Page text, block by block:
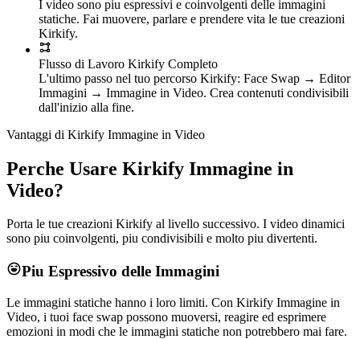
I video sono piu espressivi e coinvolgenti delle immagini
statiche. Fai muovere, parlare e prendere vita le tue creazioni
Kirkify.
Flusso di Lavoro Kirkify Completo
L'ultimo passo nel tuo percorso Kirkify: Face Swap → Editor
Immagini → Immagine in Video. Crea contenuti condivisibili
dall'inizio alla fine.
Vantaggi di Kirkify Immagine in Video
Perche Usare Kirkify Immagine in
Video?
Porta le tue creazioni Kirkify al livello successivo. I video dinamici
sono piu coinvolgenti, piu condivisibili e molto piu divertenti.
Piu Espressivo delle Immagini
Le immagini statiche hanno i loro limiti. Con Kirkify Immagine in
Video, i tuoi face swap possono muoversi, reagire ed esprimere
emozioni in modi che le immagini statiche non potrebbero mai fare.